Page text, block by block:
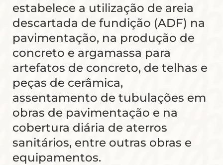
estabelece a utilização de areia
descartada de fundição (ADF) na
pavimentação, na produção de
concreto e argamassa para
artefatos de concreto, de telhas e
peças de cerâmica,
assentamento de tubulações em
obras de pavimentação e na
cobertura diária de aterros
sanitários, entre outras obras e
equipamentos.